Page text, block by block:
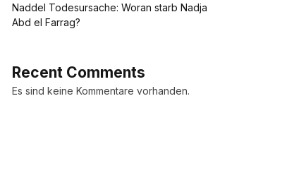
Naddel Todesursache: Woran starb Nadja
Abd el Farrag?
Recent Comments
Es sind keine Kommentare vorhanden.